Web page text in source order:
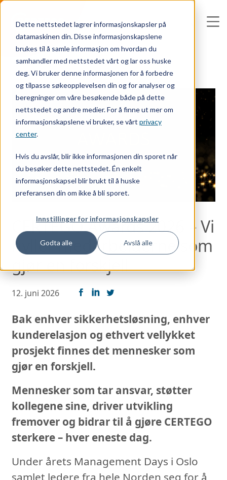
Dette nettstedet lagrer informasjonskapsler på
datamaskinen din. Disse informasjonskapslene
brukes til å samle informasjon om hvordan du
samhandler med nettstedet vårt og lar oss huske
deg. Vi bruker denne informasjonen for å forbedre
og tilpasse søkeopplevelsen din og for analyser og
beregninger om våre besøkende både på dette
nettstedet og andre medier. For å finne ut mer om
informasjonskapslene vi bruker, se vårt privacy
center.
Hvis du avslår, blir ikke informasjonen din sporet når
du besøker dette nettstedet. Én enkelt
informasjonskapsel blir brukt til å huske
preferansen din om ikke å bli sporet.
Innstillinger for informasjonskapsler
Godta alle Avslå alle
‹ Se alle nyheter
CERTEGO Awards 2026 – Vi
hyller medarbeiderne som
gjør en forskjell
12. juni 2026
Bak enhver sikkerhetsløsning, enhver
kunderelasjon og ethvert vellykket
prosjekt finnes det mennesker som
gjør en forskjell.
Mennesker som tar ansvar, støtter
kollegene sine, driver utvikling
fremover og bidrar til å gjøre CERTEGO
sterkere – hver eneste dag.
Under årets Management Days i Oslo
samlet ledere fra hele Norden seg for å